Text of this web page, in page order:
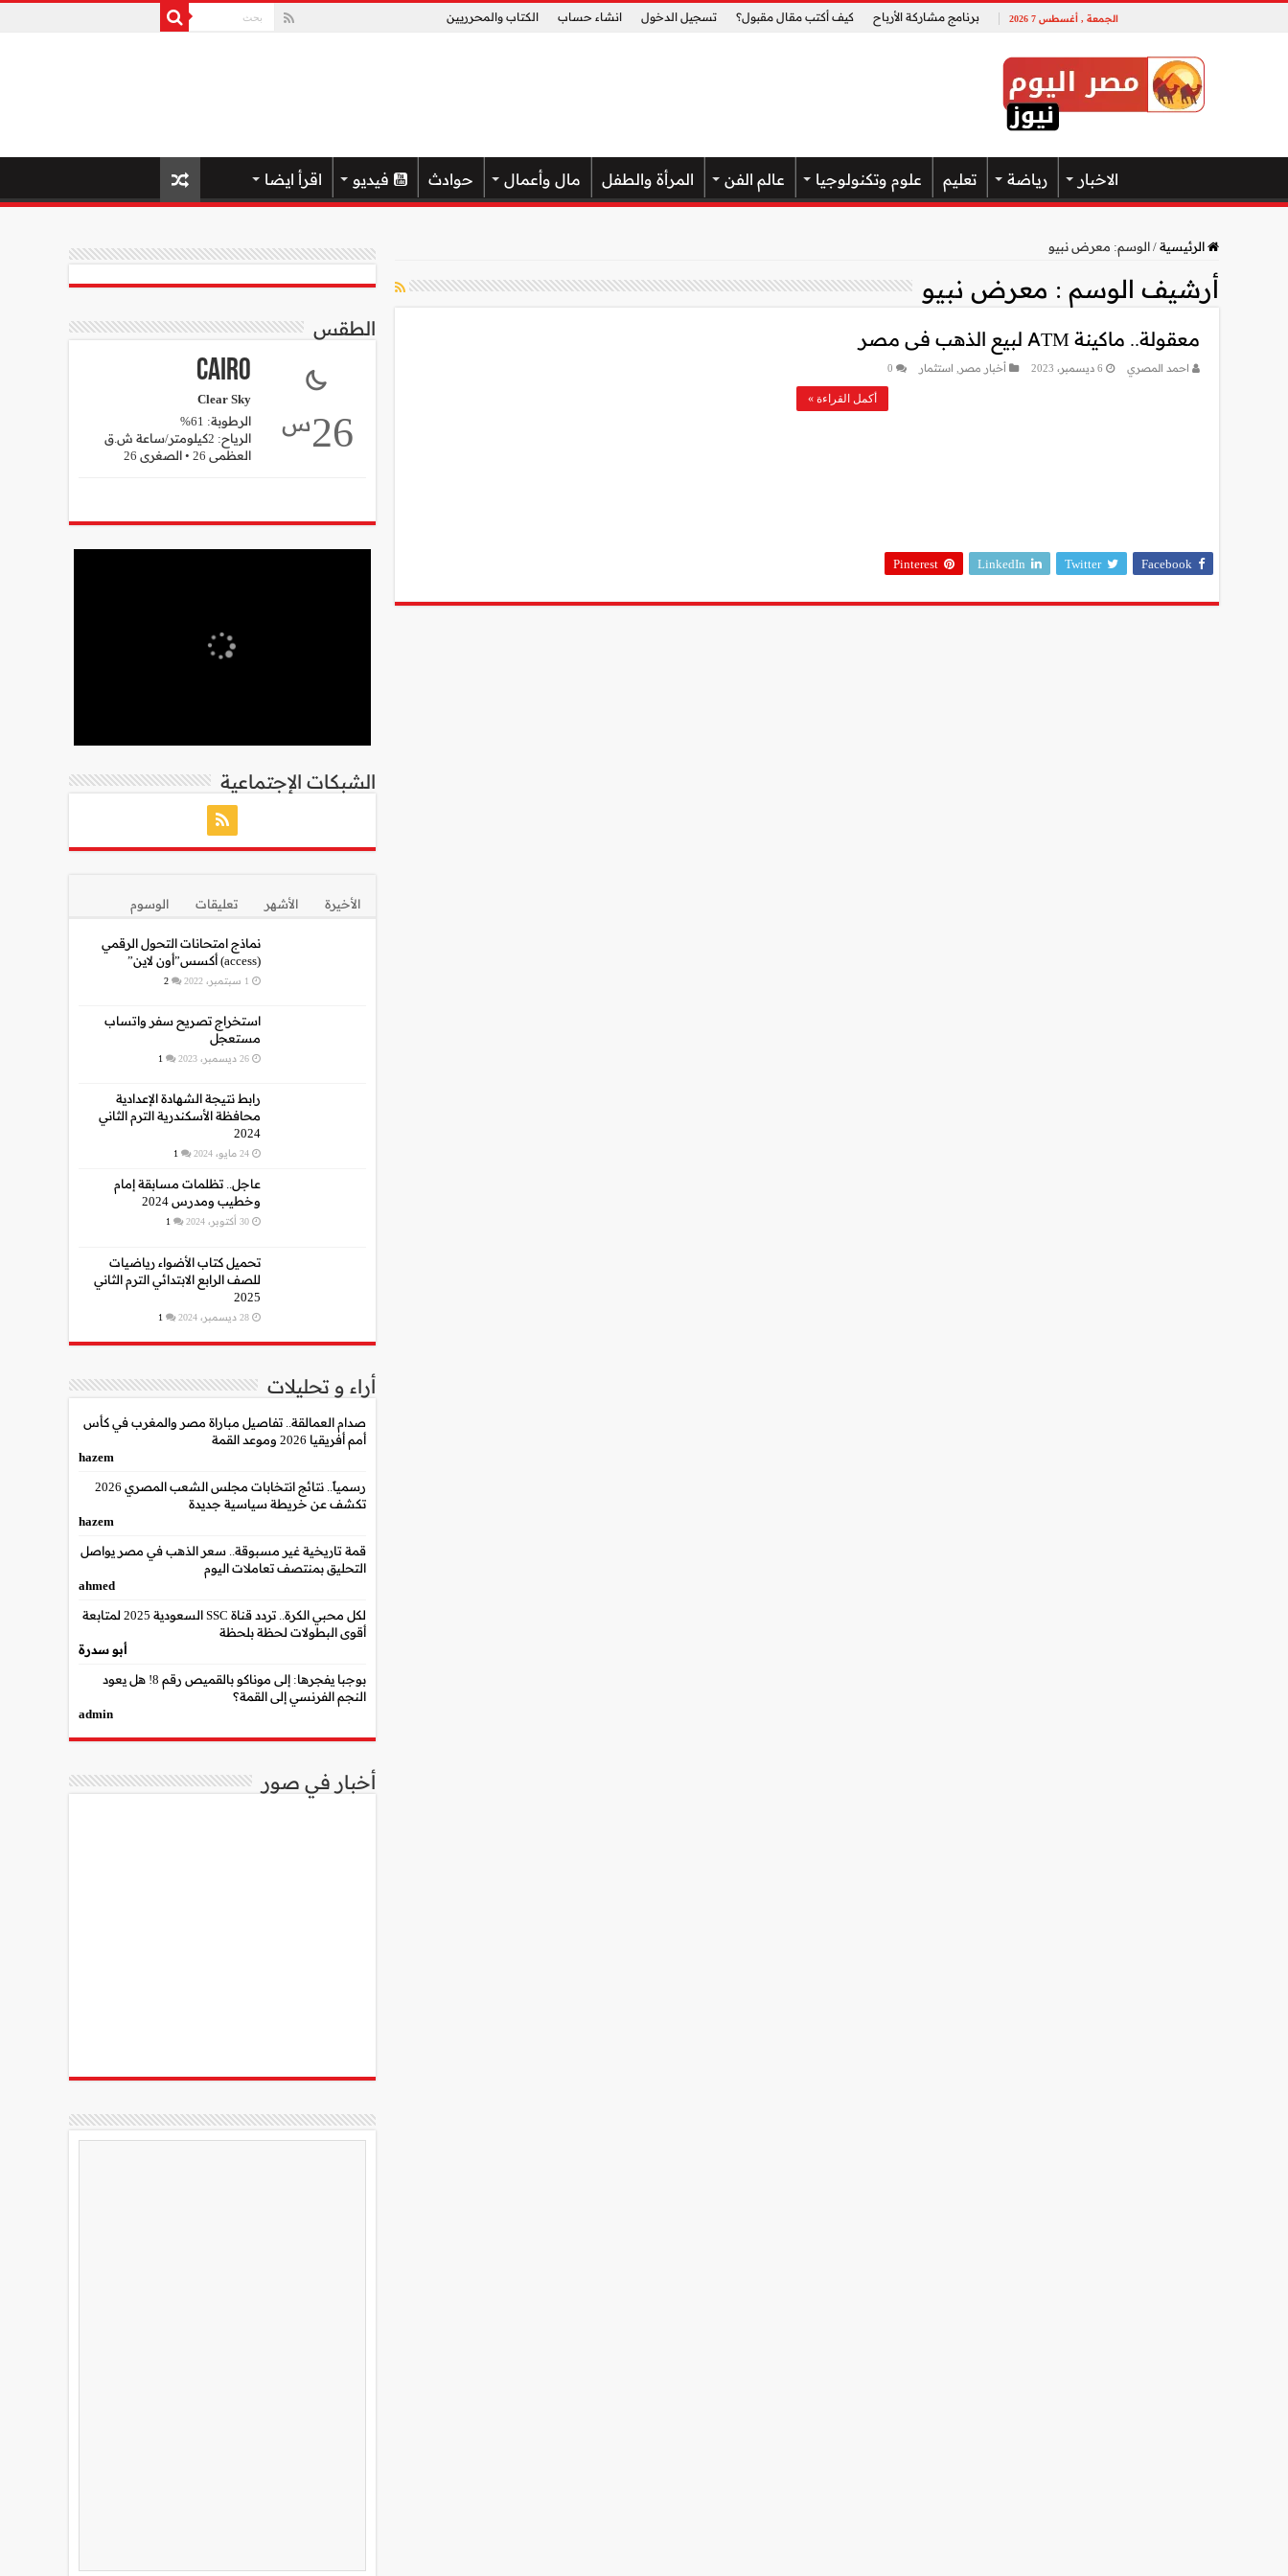
الجمعة , أغسطس 7 2026 برنامج مشاركة الأرباح كيف أكتب مقال مقبول؟ تسجيل الدخول انشاء حساب الكتاب والمحرريين
الاخبار رياضة تعليم علوم وتكنولوجيا عالم الفن المرأة والطفل مال وأعمال حوادث فيديو اقرأ ايضا
الرئيسية/الوسم: معرض نبيو
أرشيف الوسم : معرض نبيو
معقولة.. ماكينة ATM لبيع الذهب فى مصر
احمد المصري 6 ديسمبر، 2023 أخبار مصر , استثمار 0
أكمل القراءة »
Facebook
Twitter
LinkedIn
Pinterest
الطقس
26س
Cairo
Clear Sky
الرطوبة: 61%
الرياح: 2كيلومتر/ساعة ش.ق
العظمى 26 • الصغرى 26
الشبكات الإجتماعية
الأخيرة الأشهر تعليقات الوسوم
نماذج امتحانات التحول الرقمي
(access) أكسس”أون لاين”
1 سبتمبر، 2022 2
استخراج تصريح سفر واتساب
مستعجل
26 ديسمبر، 2023 1
رابط نتيجة الشهادة الإعدادية
محافظة الأسكندرية الترم الثاني
2024
24 مايو، 2024 1
عاجل.. تظلمات مسابقة إمام
وخطيب ومدرس 2024
30 أكتوبر، 2024 1
تحميل كتاب الأضواء رياضيات
للصف الرابع الابتدائي الترم الثاني
2025
28 ديسمبر، 2024 1
أراء و تحليلات
صدام العمالقة.. تفاصيل مباراة مصر والمغرب في كأس
أمم أفريقيا 2026 وموعد القمة
hazem
رسمياً.. نتائج انتخابات مجلس الشعب المصري 2026
تكشف عن خريطة سياسية جديدة
hazem
قمة تاريخية غير مسبوقة.. سعر الذهب في مصر يواصل
التحليق بمنتصف تعاملات اليوم
ahmed
لكل محبي الكرة.. تردد قناة SSC السعودية 2025 لمتابعة
أقوى البطولات لحظة بلحظة
أبو سدرة
بوجبا يفجرها: إلى موناكو بالقميص رقم 8! هل يعود
النجم الفرنسي إلى القمة؟
admin
أخبار في صور